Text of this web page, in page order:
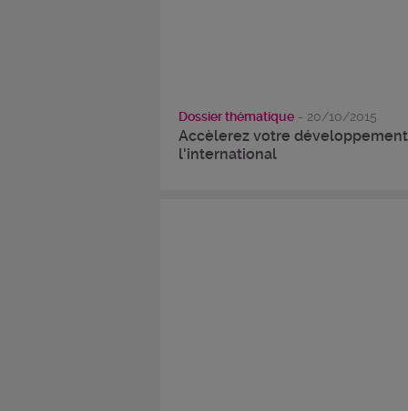
Dossier thématique - 20/10/2015
Accèlerez votre
l'international